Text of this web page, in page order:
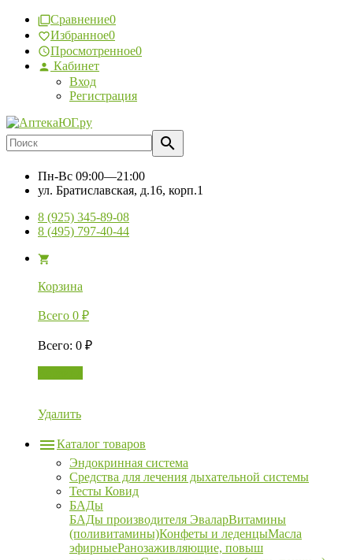
Сравнение0
Избранное0
Просмотренное0
Кабинет
Вход
Регистрация
Пн-Вс 09:00—21:00
ул. Братиславская, д.16, корп.1
8 (925) 345-89-08
8 (495) 797-40-44
Корзина
Всего 0 ₽
Всего: 0 ₽
Удалить
Каталог товаров
Эндокринная система
Средства для лечения дыхательной системы
Тесты Ковид
БАДы
БАДы производителя ЭваларВитамины
(поливитамины)Конфеты и леденцыМасла
эфирныеРанозаживляющие, повыш